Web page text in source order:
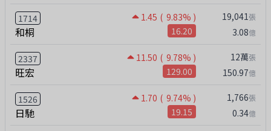
1714 1.45 ( 9.83% )
和桐 16.20
19,041張
3.08億
2337 11.50 ( 9.78% )
旺宏 129.00
12萬張
150.97億
1526 1.70 ( 9.74% )
日馳 19.15
1,766張
0.34億